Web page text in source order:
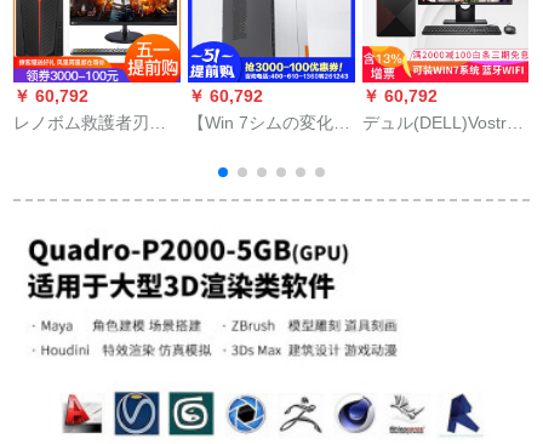
￥ 60,792
レノボム救護者刃
ィザン3 D制図リング
￥ 60,792
【Win 7シムの変化
（Lenovo）idacentre
310 s家庭用ディック
G/500 G/セクトリー
に改変Win 7アスタマ
￥ 60,792
デュル(DELL)Vostro
ースティック台+21.5